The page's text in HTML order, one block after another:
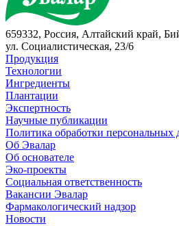
659332, Россия, Алтайский край,
ул. Социалистическая, 23/6
Продукция
Технологии
Ингредиенты
Плантации
Экспертность
Научные публикации
Политика обработки персональных
Об Эвалар
Об основателе
Эко-проекты
Социальная ответственность
Вакансии Эвалар
Фармакологический надзор
Новости